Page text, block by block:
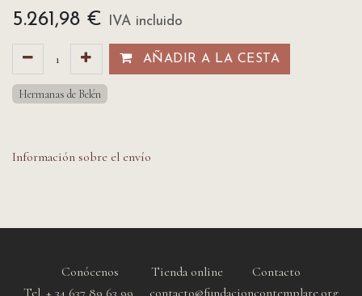
5.261,98 € IVA incluido
AÑADIR A LA CESTA​​
Hermanas de Belén
Información sobre el envío
Conócenos Tienda online
Contacto